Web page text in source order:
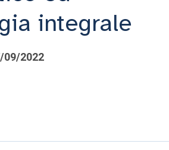
integrale
09/2022